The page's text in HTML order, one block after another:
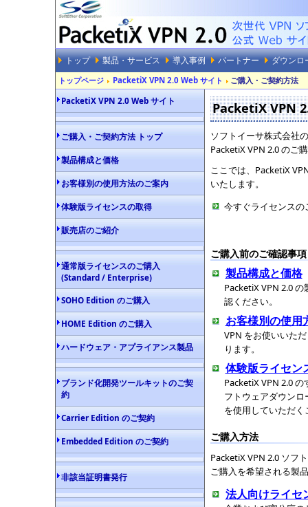
トップ 製品・サービス 導入事例 パートナー ダウンロ
トップページ PacketiX VPN 2.0 Web サイト ご購入・ご契約方法
PacketiX VPN 2.0 Web サイト
ご購入・ご契約方法 トップ
製品構成と価格
お客様別の使用方法のご案内
体験版ライセンスの取得
販売店のご紹介
通常版ライセンスのご購入
(Standard / Enterprise)
SOHO Edition のご購入
HOME Edition のご購入
ハードウェア・アプライアンス製品
ブランド化開発ツールキットのご契
約
Carrier Edition のご契約
Embedded Edition のご契約
非該当証明書発行
PacketiX VPN
ソフトイーサ株式会社
PacketiX VPN 2.0 のご
ここでは、PacketiX
いたします。
今すぐライセンス
ご購入前のご確認事項
製品構成と価格
PacketiX VPN 2.0
認ください。
お客様別の使用
VPN をお使いいた
ります。
体験版ライセン
PacketiX VPN 2.0
フトウェアダウン
を使用していただ
ご購入方法
PacketiX VPN 2.0 ソフ
ご購入を希望される製
法人向けライ